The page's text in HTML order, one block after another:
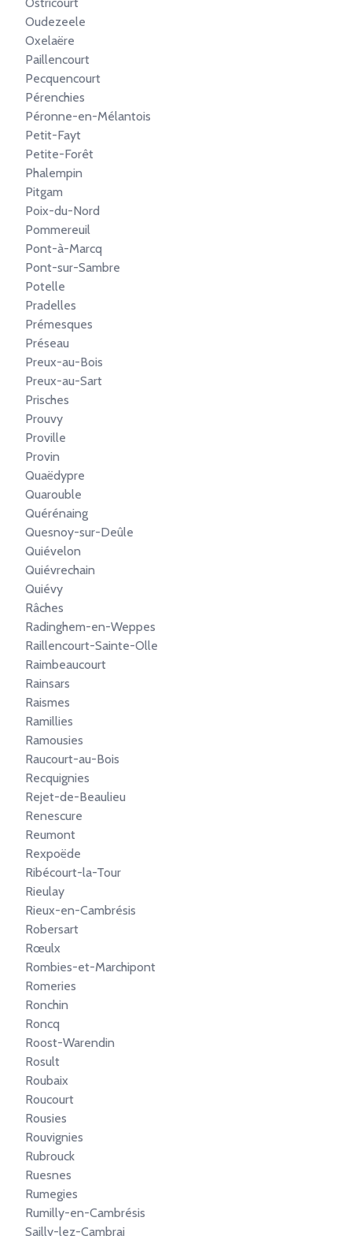
Oudezeele
Oxelaëre
Paillencourt
Pecquencourt
Pérenchies
Péronne-en-Mélantois
Petit-Fayt
Petite-Forêt
Phalempin
Pitgam
Poix-du-Nord
Pommereuil
Pont-à-Marcq
Pont-sur-Sambre
Potelle
Pradelles
Prémesques
Préseau
Preux-au-Bois
Preux-au-Sart
Prisches
Prouvy
Proville
Provin
Quaëdypre
Quarouble
Quérénaing
Quesnoy-sur-Deûle
Quiévelon
Quiévrechain
Quiévy
Râches
Radinghem-en-Weppes
Raillencourt-Sainte-Olle
Raimbeaucourt
Rainsars
Raismes
Ramillies
Ramousies
Raucourt-au-Bois
Recquignies
Rejet-de-Beaulieu
Renescure
Reumont
Rexpoëde
Ribécourt-la-Tour
Rieulay
Rieux-en-Cambrésis
Robersart
Rœulx
Rombies-et-Marchipont
Romeries
Ronchin
Roncq
Roost-Warendin
Rosult
Roubaix
Roucourt
Rousies
Rouvignies
Rubrouck
Ruesnes
Rumegies
Rumilly-en-Cambrésis
Sailly-lez-Cambrai